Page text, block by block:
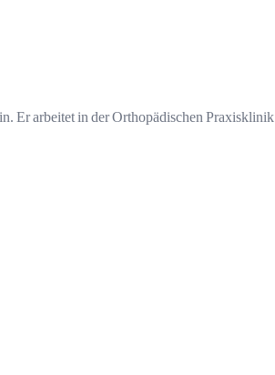
Er arbeitet in der Orthopädischen Praxisklinik